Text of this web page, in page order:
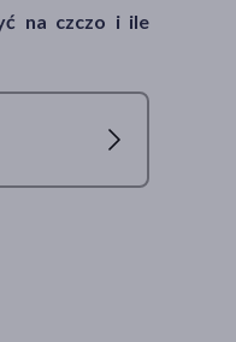
na czczo i ile